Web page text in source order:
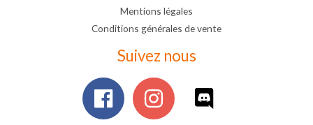
Mentions légales
Conditions générales de vente
Suivez nous